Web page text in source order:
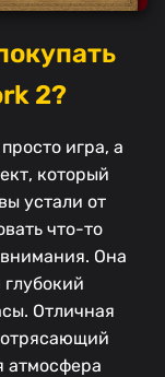
2?
игра, а
который
устали от
что-то
внимания. Она
глубокий
Отличная
атмосфера